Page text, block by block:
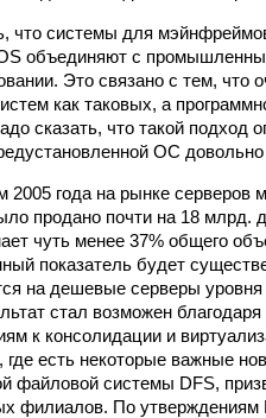
что системы для
объединяют с
Это связано с тем, что
как таковых, а
сказать, что такой подход
ОС довольно
2005 года на рынке серверов
продано почти на 18 млрд.
чуть менее 37% общего
показатель будет
на дешевые серверы уровня
стал возможен
к консолидации и
где есть некоторые важные
файловой системы DFS,
филиалов. По утверждениям